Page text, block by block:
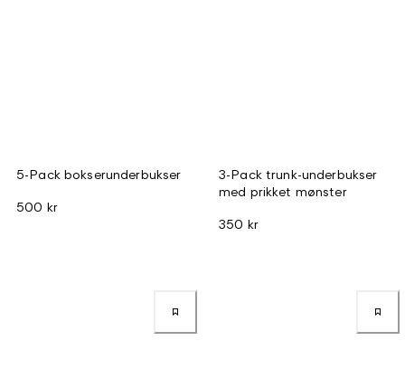
5-Pack bokserunderbukser
500 kr
3-Pack trunk-underbukser
med prikket mønster
350 kr